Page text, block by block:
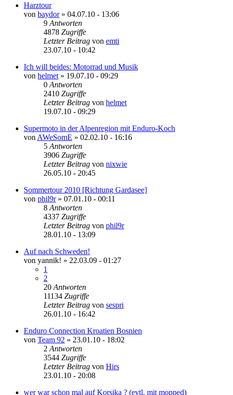
Harztour
von baydor» 04.07.10 - 13:06
9 Antworten
4878 Zugriffe
Letzter Beitrag von emti
23.07.10 - 10:42
Ich will beides: Motorrad und Musik
von helmet » 19.07.10 - 09:29
0 Antworten
2410 Zugriffe
Letzter Beitrag von helmet
19.07.10 - 09:29
Supermoto in der Alpenregion mit Enduro-Koch
von AWeSomE » 02.02.10 - 16:16
5 Antworten
3906 Zugriffe
Letzter Beitrag von nixwie
26.05.10 - 20:45
Sommertour 2010 [Richtung Gardasee]
von phil9r» 07.01.10 - 00:11
8 Antworten
4337 Zugriffe
Letzter Beitrag von phil9r
28.01.10 - 13:09
Auf nach Schweden!
von yannik! » 22.03.09 - 01:27
1
2
20 Antworten
11134 Zugriffe
Letzter Beitrag von sespri
26.01.10 - 16:42
Enduro Connection Kroatien Bosnien
von Team 92 » 23.01.10 - 18:02
2 Antworten
3544 Zugriffe
Letzter Beitrag von Hirs
23.01.10 - 20:08
wer war schon mal auf Korsika ? (evtl. mit mopped)